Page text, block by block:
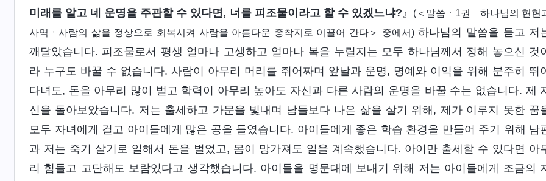
미래를 알고 네 운명을 주관할 수 있다면, 너를 피조물이라고 할 수 있겠느냐?』
(＜말씀ㆍ1권 하나님의 현현
사역ㆍ사람의 삶을 정상으로 회복시켜 사람을 아름다운 종착지로 이끌어 간다＞ 중에서)하나님의 말씀을 듣고 저
깨달았습니다. 피조물로서 평생 얼마나 고생하고 얼마나 복을 누릴지는 모두 하나님께서 정해 놓으신 것이
라 누구도 바꿀 수 없습니다. 사람이 아무리 머리를 쥐어짜며 앞날과 운명, 명예와 이익을 위해 분주히 뛰
다녀도, 돈을 아무리 많이 벌고 학력이 아무리 높아도 자신과 다른 사람의 운명을 바꿀 수는 없습니다. 제
신을 돌아보았습니다. 저는 출세하고 가문을 빛내며 남들보다 나은 삶을 살기 위해, 제가 이루지 못한 꿈
모두 자녀에게 걸고 아이들에게 많은 공을 들였습니다. 아이들에게 좋은 학습 환경을 만들어 주기 위해 남
과 저는 죽기 살기로 일해서 돈을 벌었고, 몸이 망가져도 일을 계속했습니다. 아이만 출세할 수 있다면 아
리 힘들고 고단해도 보람있다고 생각했습니다. 아이들을 명문대에 보내기 위해 저는 아이들에게 조금의